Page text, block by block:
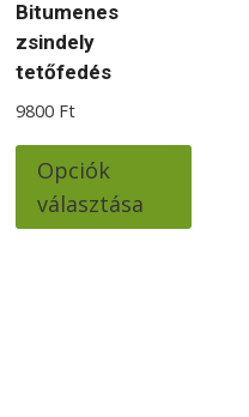
Bitumenes
zsindely
tetőfedés
9800 Ft
Opciók
választása